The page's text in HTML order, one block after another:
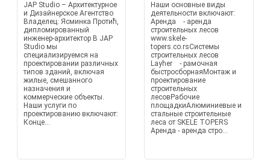
JAP Studio – Архитектурное
и Дизайнерское Агентство
Владелец: Ясминка Протић,
дипломированный
инженер-архитектор В JAP
Studio мы
специализируемся на
проектировании различных
типов зданий, включая
жилые, смешанного
назначения и
коммерческие объекты.
Наши услуги по
проектированию включают:
Конце...
Наши основные виды
деятельности включают:
Аренда - аренда
строительных лесов
www.skele-
topers.co.rsСистемы
строительных лесов
Layher - рамочная
быстросборнаяМонтаж и
проектирование
строительных
лесовРабочие
площадкиАлюминиевые и
стальные строительные
леса от SKELE TOPERS
Аренда - аренда стро...